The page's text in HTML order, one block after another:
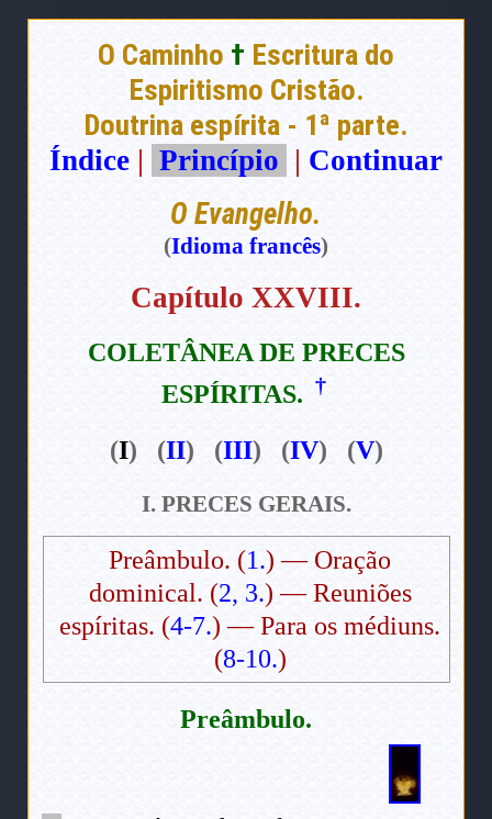
O Caminho † Escritura do
Espiritismo Cristão.
Doutrina espírita - 1ª parte.
Índice | Princípio | Continuar
O Evangelho.
(Idioma francês)
Capítulo XXVIII.
COLETÂNEA DE PRECES
ESPÍRITAS. †
(I) (II) (III) (IV) (V)
I. PRECES GERAIS.
Preâmbulo. (1.) — Oração
dominical. (2, 3.) — Reuniões
espíritas. (4-7.) — Para os médiuns.
(8-10.)
Preâmbulo.